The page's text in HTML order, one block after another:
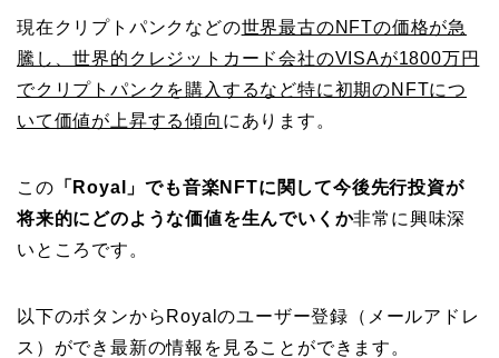
現在クリプトパンクなどの世界最古のNFTの価格が急
騰し、世界的クレジットカード会社のVISAが1800万円
でクリプトパンクを購入するなど特に初期のNFTにつ
いて価値が上昇する傾向 にあります。
この 「Royal」でも音楽NFTに関して今後先行投資が
将来的にどのような価値を生んでいくか非常に興味深
いところです。
以下のボタンからRoyalのユーザー登録（メールアドレ
ス）ができ最新の情報を見ることができます。